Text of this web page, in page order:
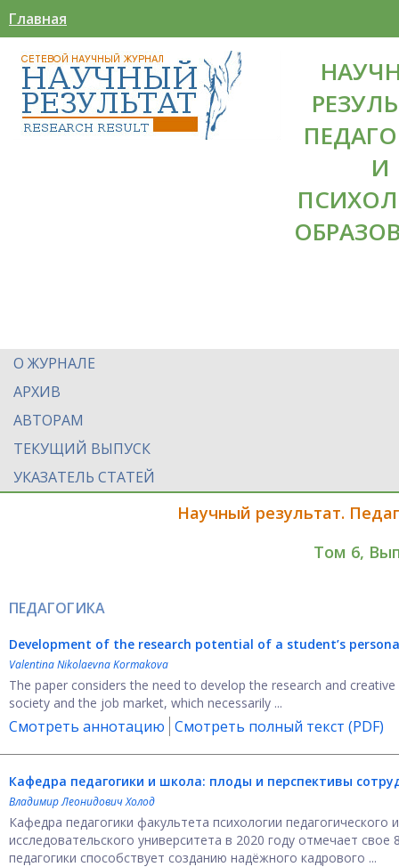
Главная
И
О ЖУРНАЛЕ
АРХИВ
АВТОРАМ
ТЕКУЩИЙ ВЫПУСК
УКАЗАТЕЛЬ СТАТЕЙ
Научный результат.
Том 6,
ПЕДАГОГИКА
Development of the research potential of a student’s
Valentina Nikolaevna Kormakova
The paper considers the need to develop the research and
society and the job market, which necessarily ...
Смотреть аннотацию Смотреть полный текст (PDF)
Кафедра педагогики и школа: плоды и перспективы
Владимир Леонидович Холод
Кафедра педагогики факультета психологии
исследовательского университета в 2020 году отмечает
педагогики способствует созданию надёжного кадрового ...